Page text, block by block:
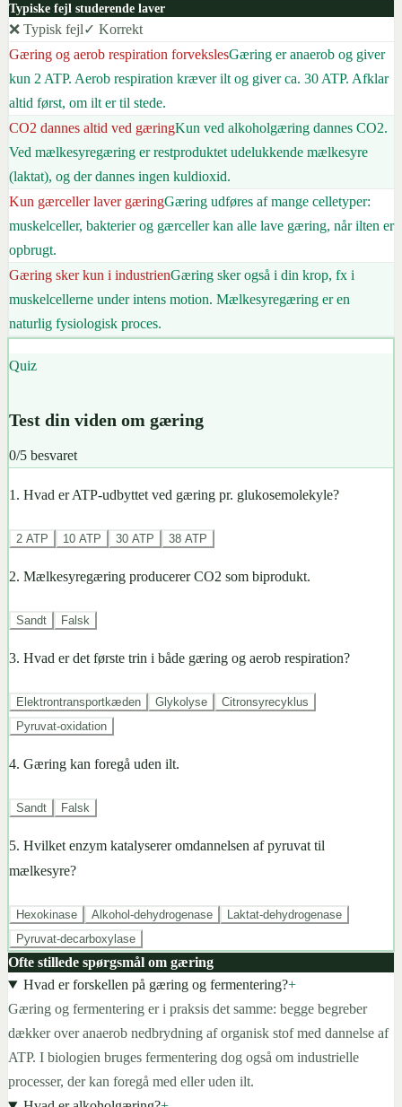
Typiske fejl studerende laver
❌ Typisk fejl✓ Korrekt
Gæring og aerob respiration forvekslesGæring er anaerob og giver
kun 2 ATP. Aerob respiration kræver ilt og giver ca. 30 ATP. Afklar
altid først, om ilt er til stede.
CO2 dannes altid ved gæringKun ved alkoholgæring dannes CO2.
Ved mælkesyregæring er restproduktet udelukkende mælkesyre
(laktat), og der dannes ingen kuldioxid.
Kun gærceller laver gæringGæring udføres af mange celletyper:
muskelceller, bakterier og gærceller kan alle lave gæring, når ilten er
opbrugt.
Gæring sker kun i industrienGæring sker også i din krop, fx i
muskelcellerne under intens motion. Mælkesyregæring er en
naturlig fysiologisk proces.
Quiz
Test din viden om gæring
0/5 besvaret
1 . Hvad er ATP-udbyttet ved gæring pr. glukosemolekyle?
2 ATP 10 ATP 30 ATP 38 ATP
2. Mælkesyregæring producerer CO2 som biprodukt.
Sandt Falsk
3. Hvad er det første trin i både gæring og aerob respiration?
Elektrontransportkæden Glykolyse
Citronsyrecyklus
Pyruvat-oxidation
4. Gæring kan foregå uden ilt.
Sandt Falsk
5. Hvilket enzym katalyserer omdannelsen af pyruvat til
mælkesyre?
Hexokinase Alkohol-dehydrogenase
Laktat-dehydrogenase
Pyruvat-decarboxylase
Ofte stillede spørgsmål om gæring
Hvad er forskellen på gæring og fermentering?+
Gæring og fermentering er i praksis det samme: begge begreber
dækker over anaerob nedbrydning af organisk stof med dannelse af
ATP. I biologien bruges fermentering dog også om industrielle
processer, der kan foregå med eller uden ilt.